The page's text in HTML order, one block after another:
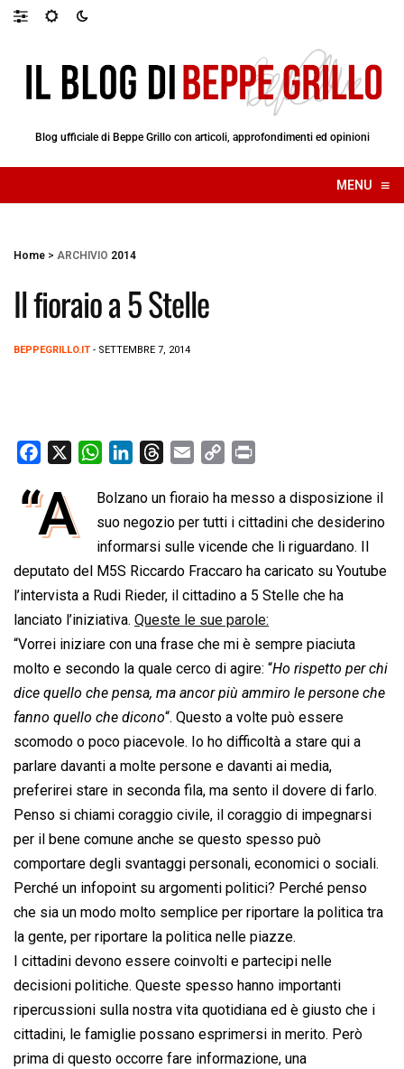
Blog ufficiale di Beppe Grillo con articoli, approfondimenti ed opinioni
MENU ≡
☰
Home > ARCHIVIO 2014
Il fioraio a 5 Stelle
BEPPEGRILLO.IT - SETTEMBRE 7, 2014
c
e
o
o
k
W
a
t
s
A
p
p
n
k
e
d
I
n
r
e
a
d
s
a
i
l
p
y
L
i
n
k
i
n
t
“A
Bolzano un fioraio ha messo a disposizione il
suo negozio per tutti i cittadini che desiderino
informarsi sulle vicende che li riguardano. Il
deputato del M5S Riccardo Fraccaro ha caricato su Youtube
l’intervista a Rudi Rieder, il cittadino a 5 Stelle che ha
lanciato l’iniziativa. Queste le sue parole:
“Vorrei iniziare con una frase che mi è sempre piaciuta
molto e secondo la quale cerco di agire: “Ho rispetto per chi
dice quello che pensa, ma ancor più ammiro le persone che
fanno quello che dicono“. Questo a volte può essere
scomodo o poco piacevole. Io ho difficoltà a stare qui a
parlare davanti a molte persone e davanti ai media,
preferirei stare in seconda fila, ma sento il dovere di farlo.
Penso si chiami coraggio civile, il coraggio di impegnarsi
per il bene comune anche se questo spesso può
comportare degli svantaggi personali, economici o sociali.
Perché un infopoint su argomenti politici? Perché penso
che sia un modo molto semplice per riportare la politica tra
la gente, per riportare la politica nelle piazze.
I cittadini devono essere coinvolti e partecipi nelle
decisioni politiche. Queste spesso hanno importanti
ripercussioni sulla nostra vita quotidiana ed è giusto che i
cittadini, le famiglie possano esprimersi in merito. Però
prima di questo occorre fare informazione, una